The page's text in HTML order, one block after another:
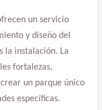
un servicio
y diseño del
la instalación. La
fortalezas,
un parque único
específicas.